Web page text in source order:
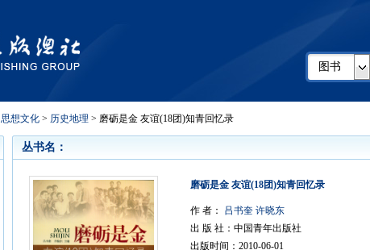
图书
思想文化 > 历史地理 > 磨砺是金 友谊(18团)知青回忆录
丛书名：
磨砺是金 友谊(18团)知青回忆录
作 者：
吕书奎 许晓东
出 版 社：中国青年出版社
出版时间：2010-06-01